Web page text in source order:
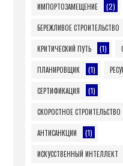
ИМПОРТОЗАМЕЩЕНИЕ (2)
БЕРЕЖЛИВОЕ СТРОИТЕЛЬСТВО
КРИТИЧЕСКИЙ ПУТЬ (1)
ПЛАНИРОВЩИК (1)
СЕРТИФИКАЦИЯ (1)
СКОРОСТНОЕ СТРОИТЕЛЬСТВО
АНТИСАНКЦИИ (1)
ИСКУССТВЕННЫЙ ИНТЕЛЛЕКТ